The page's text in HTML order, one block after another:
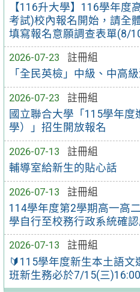
【116升大學】116學年度
考試)校內報名開始，請全
填寫報名意願調查表單(8/
2026-07-23
註冊組
「全民英檢」中級、中高
2026-07-23
註冊組
國立聯合大學「115學年度
學）」招生開放報名
2026-07-13
註冊組
輔導室給新生的貼心話
2026-07-13
註冊組
114學年度第2學期高一高
學自行至校務行政系統確
2026-07-13
註冊組
🔰115學年度新生本土語
班新生務必於7/15(三